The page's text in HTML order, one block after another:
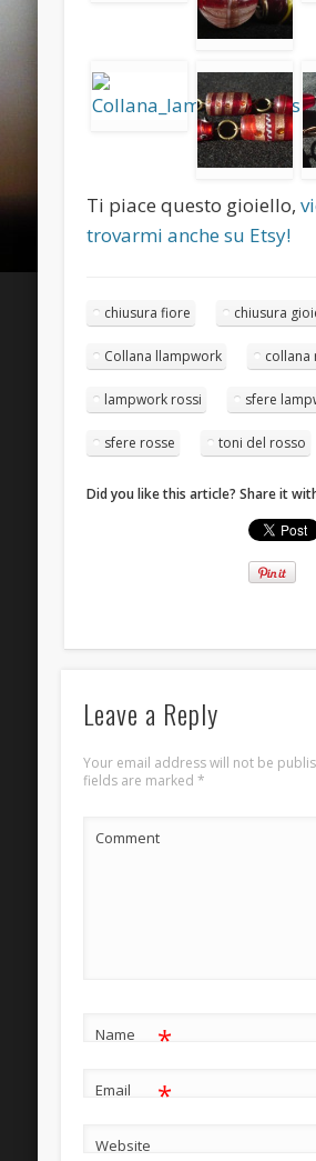
ORECCHINI
Ti piace questo gioiello,
trovarmi anche su Etsy!
chiusura fiore chiusura
Collana llampwork collana
lampwork rossi sfere
sfere rosse toni del rosso
Did you like this article? Share it
Leave a Reply
Your email address will not be
fields are marked *
Comment
Name *
Email *
Website